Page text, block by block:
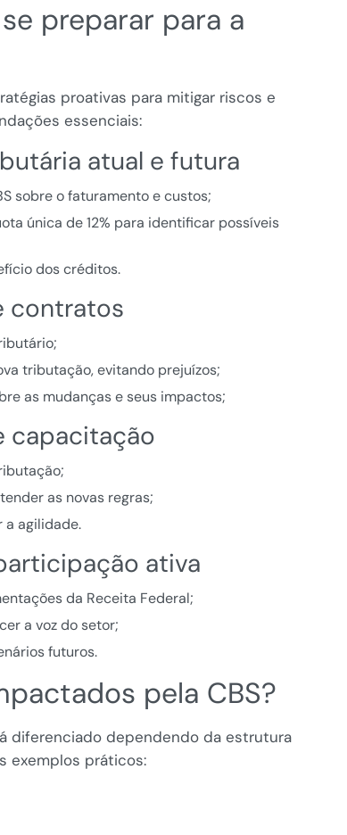
preparar para a
proativas para mitigar riscos e
essenciais:
atual e futura
sobre o faturamento e custos;
única de 12% para identificar possíveis
dos créditos.
contratos
tributação, evitando prejuízos;
as mudanças e seus impactos;
capacitação
as novas regras;
a agilidade.
ativa
da Receita Federal;
a voz do setor;
futuros.
pela CBS?
diferenciado dependendo da estrutura
exemplos práticos: